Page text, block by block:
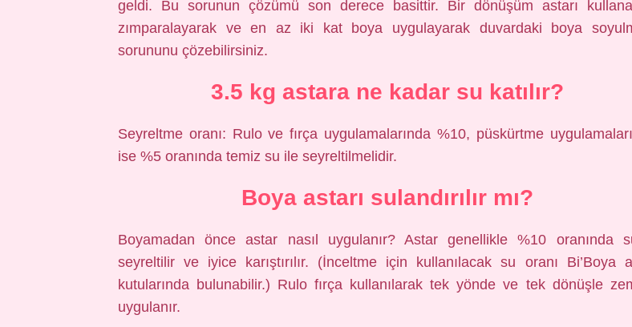
geldi. Bu sorunun çözümü son derece basittir. Bir dönüşüm astarı
zımparalayarak ve en az iki kat boya uygulayarak duvardaki boya
sorununu çözebilirsiniz.
3.5 kg astara ne kadar su katılır?
Seyreltme oranı: Rulo ve fırça uygulamalarında %10, püskürtme
ise %5 oranında temiz su ile seyreltilmelidir.
Boya astarı sulandırılır mı?
Boyamadan önce astar nasıl uygulanır? Astar genellikle %10 oranında
seyreltilir ve iyice karıştırılır. (İnceltme için kullanılacak su oranı Bi’Boya
kutularında bulunabilir.) Rulo fırça kullanılarak tek yönde ve tek dönüşle
uygulanır.